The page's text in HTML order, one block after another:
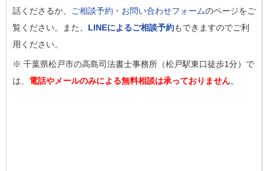
話くださるか、
ご相談予約・お問い合わせフォームのページをご
覧ください。また、 LINEによるご相談予約もできますのでご利
用ください。
※ 千葉県松戸市の高島司法書士事務所（松戸駅東口徒歩1分）で
は、 電話やメールのみによる無料相談は承っておりません。